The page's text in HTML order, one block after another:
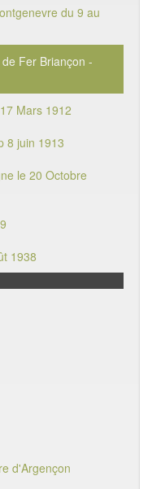
du 9 au
Fer Briançon -
Mars 1912
8 juin 1913
le 20 Octobre
1938
d'Argençon